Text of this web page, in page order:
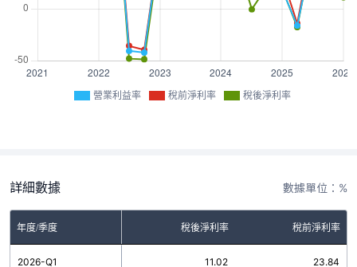
營業利益率 稅前淨利率 稅後淨利率
詳細數據 數據單位：%
年度/季度 稅後淨利率 稅前淨利率
2026-Q1 11.02 23.84